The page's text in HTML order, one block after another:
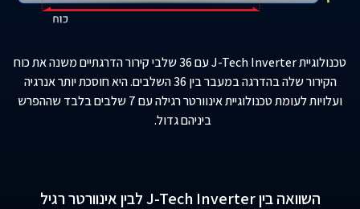
טכנולוגיית J-TechInverter
עם 36 שלבי קירור הדרגתיים משנה את כוח
הקירור שלה בהדרגה במעבר בין 36 השלבים. היא חוסכת יותר אנרגיה
ועלויות לעומת טכנולוגיית אינוורטר רגילה עם 7 שלבים בלבד שההפרש
ביניהם גדול.
השוואה בין J-Tech Inverter לבין אינוורטר רגיל